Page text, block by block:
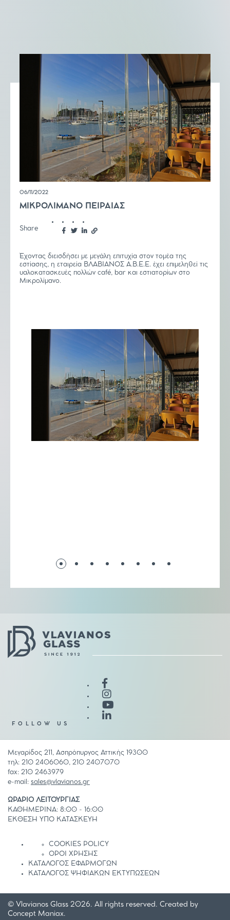
06/11/2022
ΜΙΚΡΟΛΙΜΑΝΟ ΠΕΙΡΑΙΑΣ
Share
Έχοντας διεισδήσει με μεγάλη επιτυχία στον τομέα της
εστίασης, η εταιρεία ΒΛΑΒΙΑΝΟΣ Α.Β.Ε.Ε. έχει επιμεληθεί τις
υαλοκατασκευές πολλών café, bar και εστιατορίων στο
Μικρολίμανο.
FOLLOW US
Μεγαρίδος 211, Ασπρόπυργος Αττικής 19300
τηλ: 210 2406060, 210 2407070
fax: 210 2463979
e-mail: sales@vlavianos.gr
ΩΡΑΡΙΟ ΛΕΙΤΟΥΡΓΙΑΣ
ΚΑΘΗΜΕΡΙΝΑ: 8:00 - 16:00
ΕΚΘΕΣΗ ΥΠΟ ΚΑΤΑΣΚΕΥΗ
COOKIES POLICY
ΟΡΟΙ ΧΡΗΣΗΣ
ΚΑΤΑΛΟΓΟΣ ΕΦΑΡΜΟΓΩΝ
ΚΑΤΑΛΟΓΟΣ ΨΗΦΙΑΚΩΝ ΕΚΤΥΠΩΣΕΩΝ
© Vlavianos Glass 2026. All rights reserved. Created by
Concept Maniax.